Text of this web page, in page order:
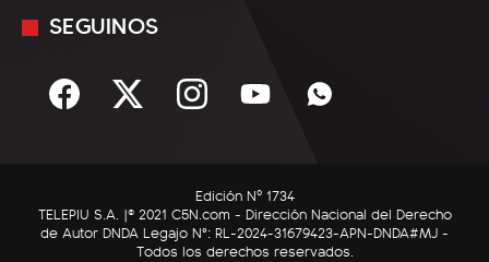
Sociedad
C5N Autos
RatingCero
Mediakit
Términos y condiciones
SEGUINOS
Edición Nº 1734
TELEPIU S.A. |© 2021 C5N.com - Dirección Nacional del Derecho
de Autor DNDA Legajo N°: RL-2024-31679423-APN-DNDA#MJ -
Todos los derechos reservados.